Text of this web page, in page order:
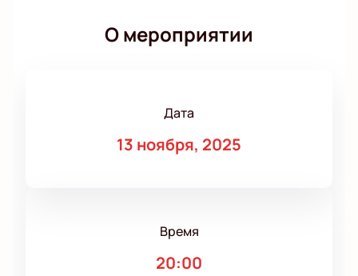
О мероприятии
Дата
13 ноября, 2025
Время
20:00